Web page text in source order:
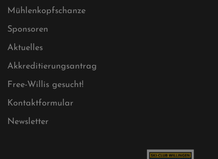
Sitemap
Sitemap XML
Cookies
Ski-Club
Mühlenkopfschanze
Sponsoren
Aktuelles